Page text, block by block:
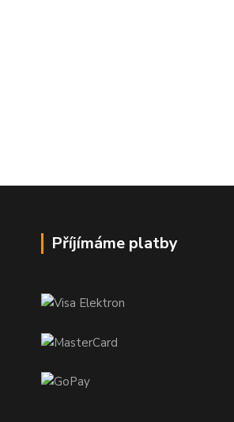
Příjímáme platby